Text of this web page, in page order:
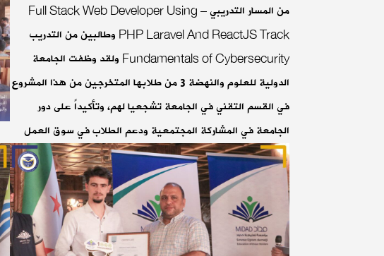
من المسار التدريبي – Full Stack Web Developer Using
PHP Laravel And ReactJS Track وطالبين من التدريب
Fundamentals of Cybersecurity ولقد وظفت الجامعة
الدولية للعلوم والنهضة 3 من طلابها المتخرجين من هذا المشروع
في القسم التقني في الجامعة تشجعيا لهم، وتأكيداً على دور
الجامعة في المشاركة المجتمعية ودعم الطلاب في سوق العمل